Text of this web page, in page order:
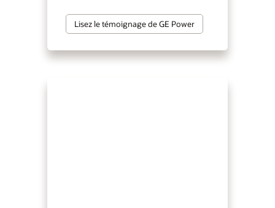
Lisez le témoignage de GE Power